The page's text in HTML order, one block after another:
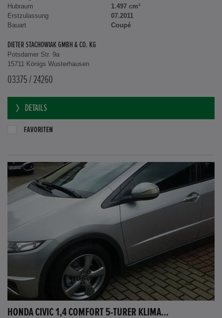
Hubraum
1.497 cm³
Erstzulassung
07.2011
Bauart
Coupé
DIETER STACHOWIAK GMBH & CO. KG
Potsdamer Str. 9a
15711 Königs Wusterhausen
03375 / 24260
DETAILS
FAVORITEN
HONDA CIVIC 1,4 COMFORT 5-TÜRER KLIMA...